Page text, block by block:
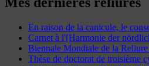
En raison de la canicule, le
Carnet à l'[Harmonie der
Biennale Mondiale de la
Thèse de doctorat de troisième